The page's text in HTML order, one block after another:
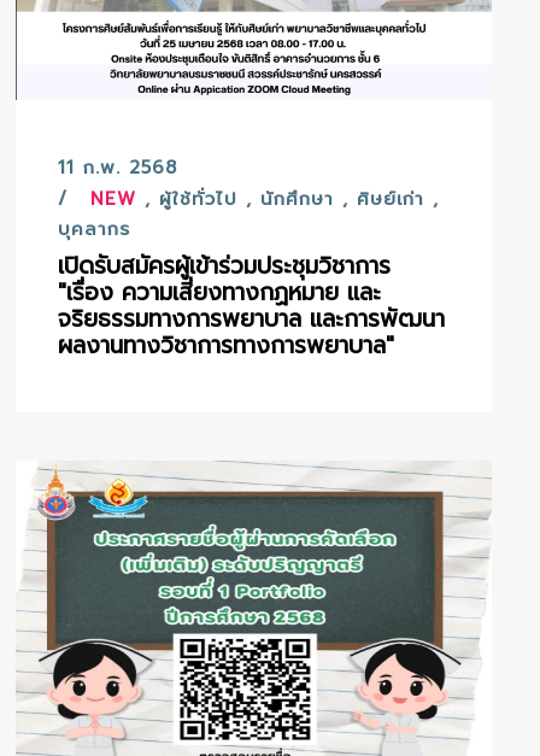
11 ก.พ. 2568
NEW , ผู้ใช้ทั่วไป , นักศึกษา , ศิษย์เก่า ,
บุคลากร
เปิดรับสมัครผู้เข้าร่วมประชุมวิชาการ
"เรื่อง ความเสี่ยงทางกฏหมาย และ
จริยธรรมทางการพยาบาล และการพัฒนา
ผลงานทางวิชาการทางการพยาบาล"